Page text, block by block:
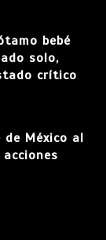
bebé
solo,
crítico
de México al